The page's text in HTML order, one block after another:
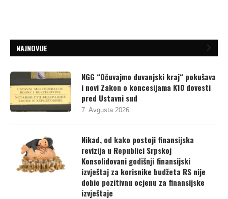
NAJNOVIJE
NGG “Očuvajmo duvanjski kraj“ pokušava
i novi Zakon o koncesijama K10 dovesti
pred Ustavni sud
7. Avgusta 2026.
Nikad, od kako postoji finansijska
revizija u Republici Srpskoj
Konsolidovani godišnji finansijski
izvještaj za korisnike budžeta RS nije
dobio pozitivnu ocjenu za finansijske
izvještaje